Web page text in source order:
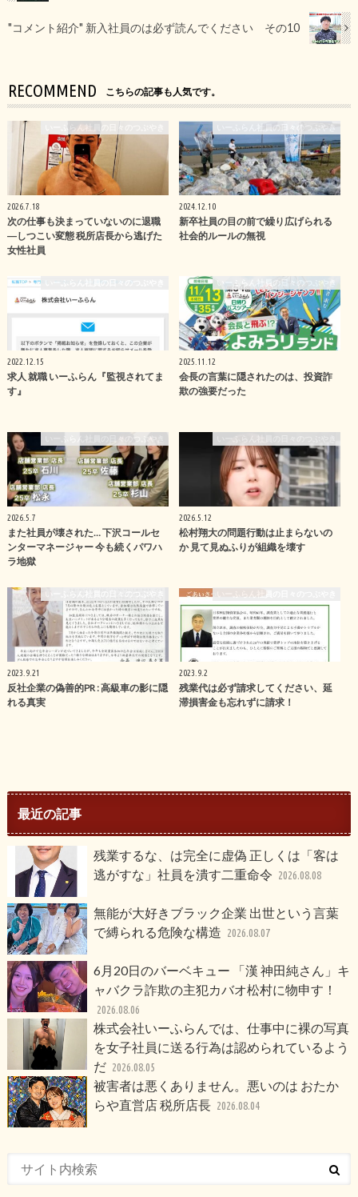
"コメント紹介" 新入社員のは必ず読んでください その10
RECOMMEND こちらの記事も人気です。
いーふらん社員の日々のつぶやき
2026.7.18
次の仕事も決まっていないのに退職
―しつこい変態 税所店長から逃げた
女性社員
いーふらん社員の日々のつぶやき
2024.12.10
新卒社員の目の前で繰り広げられる
社会的ルールの無視
いーふらん社員の日々のつぶやき
2022.12.15
求人 就職 いーふらん『監視されてま
す』
いーふらん社員の日々のつぶやき
2025.11.12
会長の言葉に隠されたのは、投資詐
欺の強要だった
いーふらん社員の日々のつぶやき
2026.5.7
また社員が壊された… 下沢コールセ
ンターマネージャー 今も続くパワハ
ラ地獄
2026.5.12
松村翔大の問題行動は止まらないの
か 見て見ぬふりが組織を壊す
いーふらん社員の日々のつぶやき
2023.9.21
反社企業の偽善的PR : 高級車の影に隠
れる真実
2023.9.2
残業代は必ず請求してください、延
滞損害金も忘れずに請求！
最近の記事
残業するな、は完全に虚偽 正しくは「客は
逃がすな」社員を潰す二重命令 2026.08.08
無能が大好きブラック企業 出世という言葉
で縛られる危険な構造 2026.08.07
6月20日のバーベキュー 「漢 神田純さん」キ
ャバクラ詐欺の主犯カバオ松村に物申す！
2026.08.06
株式会社いーふらんでは、仕事中に裸の写真
を女子社員に送る行為は認められているよう
だ 2026.08.05
被害者は悪くありません。悪いのは おたか
らや直営店 税所店長 2026.08.04